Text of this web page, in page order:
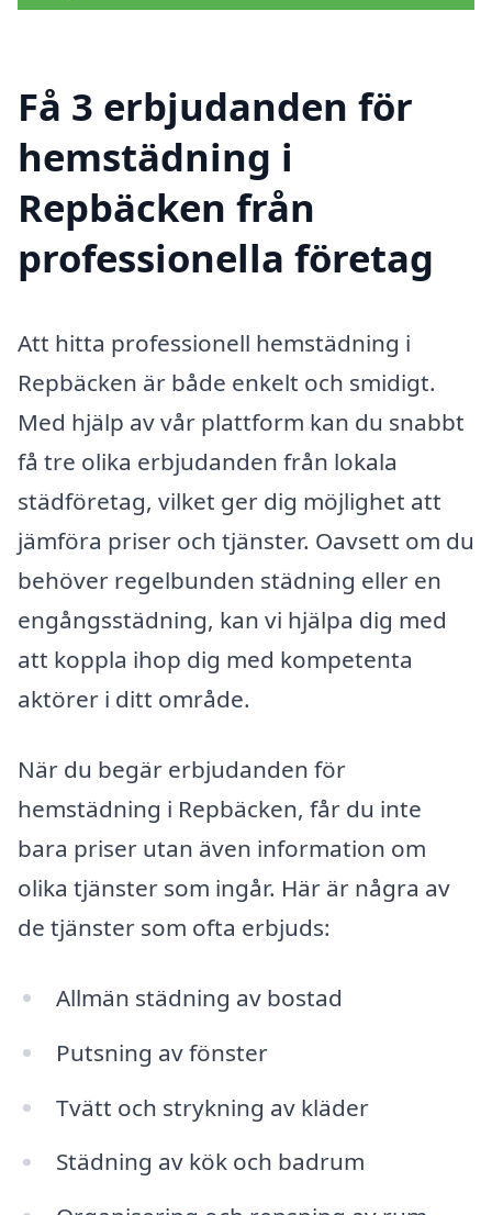
Få 3 erbjudanden för
hemstädning i
Repbäcken från
professionella företag
Att hitta professionell hemstädning i
Repbäcken är både enkelt och smidigt.
Med hjälp av vår plattform kan du snabbt
få tre olika erbjudanden från lokala
städföretag, vilket ger dig möjlighet att
jämföra priser och tjänster. Oavsett om du
behöver regelbunden städning eller en
engångsstädning, kan vi hjälpa dig med
att koppla ihop dig med kompetenta
aktörer i ditt område.
När du begär erbjudanden för
hemstädning i Repbäcken, får du inte
bara priser utan även information om
olika tjänster som ingår. Här är några av
de tjänster som ofta erbjuds:
Allmän städning av bostad
Putsning av fönster
Tvätt och strykning av kläder
Städning av kök och badrum